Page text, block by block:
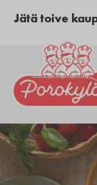
Jätä toive